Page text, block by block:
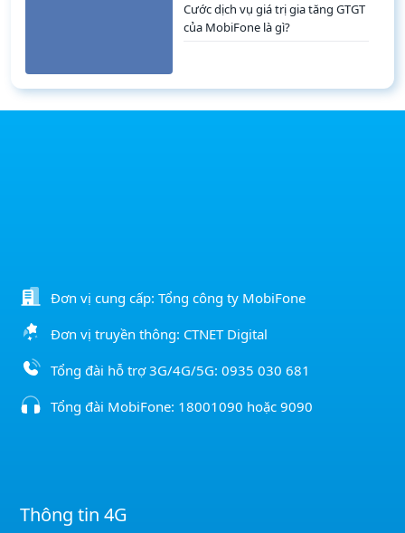
Cước dịch vụ giá trị gia tăng GTGT
của MobiFone là gì?
Đơn vị cung cấp: Tổng công ty MobiFone
Đơn vị truyền thông: CTNET Digital
Tổng đài hỗ trợ 3G/4G/5G: 0935 030 681
Tổng đài MobiFone: 18001090 hoặc 9090
Thông tin 4G